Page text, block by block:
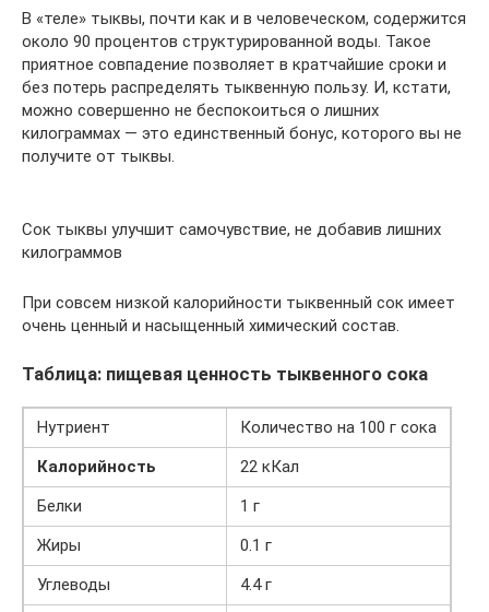
В «теле» тыквы, почти как и в человеческом, содержится
около 90 процентов структурированной воды. Такое
приятное совпадение позволяет в кратчайшие сроки и
без потерь распределять тыквенную пользу. И, кстати,
можно совершенно не беспокоиться о лишних
килограммах — это единственный бонус, которого вы не
получите от тыквы.
Сок тыквы улучшит самочувствие, не добавив лишних
килограммов
При совсем низкой калорийности тыквенный сок имеет
очень ценный и насыщенный химический состав.
Таблица: пищевая ценность тыквенного сока
Нутриент
Количество на 100 г сока
Калорийность
22 кКал
Белки
1 г
Жиры
0.1 г
Углеводы
4.4 г